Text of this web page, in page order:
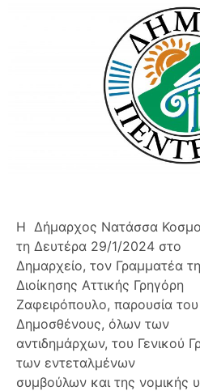
Η Δήμαρχος Νατάσσα
τη Δευτέρα 29/1/2024 στο
Δημαρχείο, τον Γραμματέα
Διοίκησης Αττικής Γρηγόρη
Ζαφειρόπουλο, παρουσία
Δημοσθένους, όλων των
αντιδημάρχων, του Γενικού
των εντεταλμένων
συμβούλων και της νομικής